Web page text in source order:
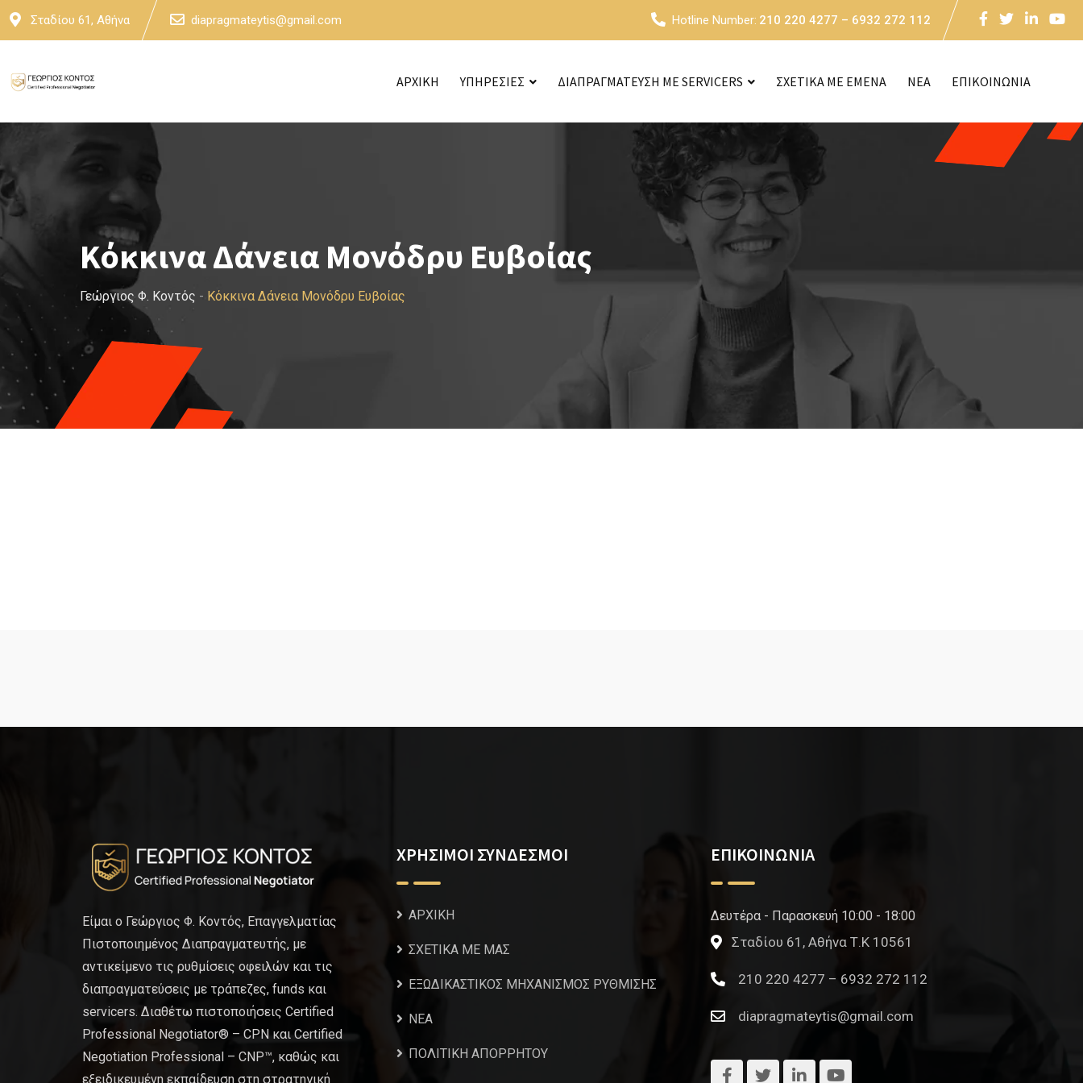
Skip
Σταδίου 61, Αθήνα diapragmateytis@gmail.com Hotline Number: 210 220 4277 – 6932 272 112
ΑΡΧΙΚΗ ΥΠΗΡΕΣΙΕΣ ΔΙΑΠΡΑΓΜΑΤΕΥΣΗ ΜΕ SERVICERS ΣΧΕΤΙΚΑ ΜΕ ΕΜΕΝΑ NEA ΕΠΙΚΟΙΝΩΝΙΑ
Κόκκινα Δάνεια Μονόδρυ Ευβοίας
Γεώργιος Φ. Κοντός - Κόκκινα Δάνεια Μονόδρυ Ευβοίας
Είμαι ο Γεώργιος Φ. Κοντός, Επαγγελματίας
Πιστοποιημένος Διαπραγματευτής, με
αντικείμενο τις ρυθμίσεις οφειλών και τις
διαπραγματεύσεις με τράπεζες, funds και
servicers. Διαθέτω πιστοποιήσεις Certified
Professional Negotiator® – CPN και Certified
Negotiation Professional – CNP™, καθώς και
εξειδικευμένη εκπαίδευση στη στρατηγική
ΧΡΗΣΙΜΟΙ ΣΥΝΔΕΣΜΟΙ
ΑΡΧΙΚΗ
ΣΧΕΤΙΚΑ ΜΕ ΜΑΣ
ΕΞΩΔΙΚΑΣΤΙΚΟΣ ΜΗΧΑΝΙΣΜΟΣ ΡΥΘΜΙΣΗΣ
NEA
ΠΟΛΙΤΙΚΗ ΑΠΟΡΡΗΤΟΥ
ΕΠΙΚΟΙΝΩΝΙΑ
Δευτέρα - Παρασκευή 10:00 - 18:00
Σταδίου 61, Αθήνα Τ.Κ 10561
210 220 4277 – 6932 272 112
diapragmateytis@gmail.com